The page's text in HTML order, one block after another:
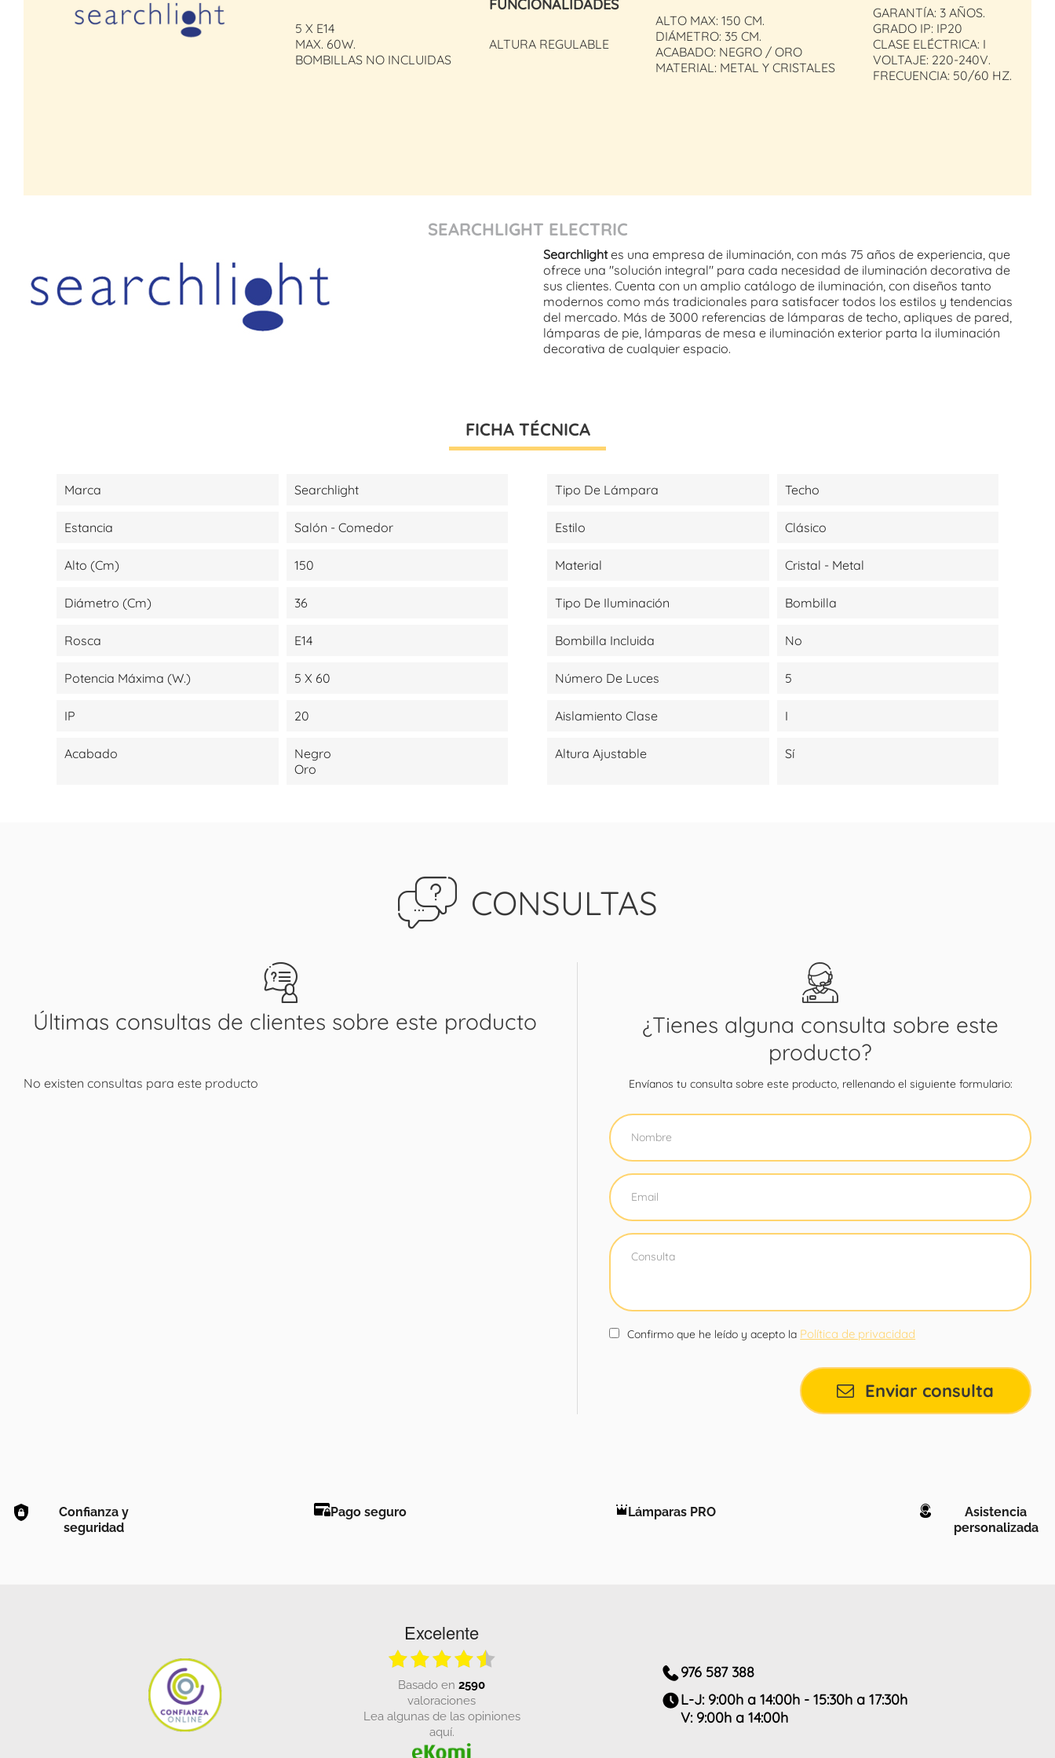
5 X E14
MAX. 60W.
BOMBILLAS NO INCLUIDAS
FUNCIONALIDADES
ALTURA REGULABLE
ALTO MAX: 150 CM.
DIÁMETRO: 35 CM.
ACABADO: NEGRO / ORO
MATERIAL: METAL Y CRISTALES
GARANTÍA: 3 AÑOS.
GRADO IP: IP20
CLASE ELÉCTRICA: I
VOLTAJE: 220-240V.
FRECUENCIA: 50/60 HZ.
SEARCHLIGHT ELECTRIC
Searchlightes una empresa de iluminación, con más 75 años de experiencia, que
ofrece una "solución integral" para cada necesidad de iluminación decorativa de
sus clientes. Cuenta con un amplio catálogo de iluminación, con diseños tanto
modernos como más tradicionales para satisfacer todos los estilos y tendencias
del mercado. Más de 3000 referencias de lámparas de techo, apliques de pared,
lámparas de pie, lámparas de mesa e iluminación exterior parta la iluminación
decorativa de cualquier espacio.
FICHA TÉCNICA
Marca Searchlight Tipo De Lámpara Techo
Estancia Salón - Comedor Estilo Clásico
Alto (cm) 150 Material Cristal - Metal
Diámetro (cm) 36 Tipo De Iluminación Bombilla
Rosca E14 Bombilla Incluida No
Potencia Máxima (W.) 5 X 60 Número De Luces 5
IP 20 Aislamiento Clase I
Acabado
Negro
Oro
Altura Ajustable Sí
CONSULTAS
Últimas consultas de clientes sobre este producto
No existen consultas para este producto
¿Tienes alguna consulta sobre este
producto?
Envíanos tu consulta sobre este producto, rellenando el siguiente formulario:
Confirmo que he leído y acepto la Política de privacidad
Enviar consulta
Confianza y
seguridad
Pago seguro Lámparas PRO
Asistencia
personalizada
Excelente
basado en 2590
valoraciones
Lea algunas de las opiniones
aquí.
976 587 388
L-J: 9:00h a 14:00h - 15:30h a 17:30h
V: 9:00h a 14:00h